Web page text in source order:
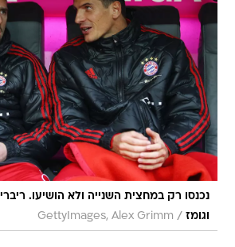
נכנסו רק במחצית השנייה ולא הושיעו. ריברי
וגומז /
GettyImages, Alex Grimm